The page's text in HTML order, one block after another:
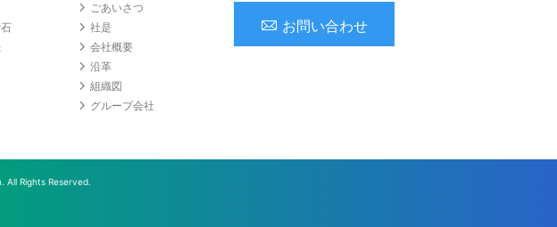
お問い合わせ
ごあいさつ
社是
会社概要
沿革
組織図
グループ会社
All Rights Reserved.